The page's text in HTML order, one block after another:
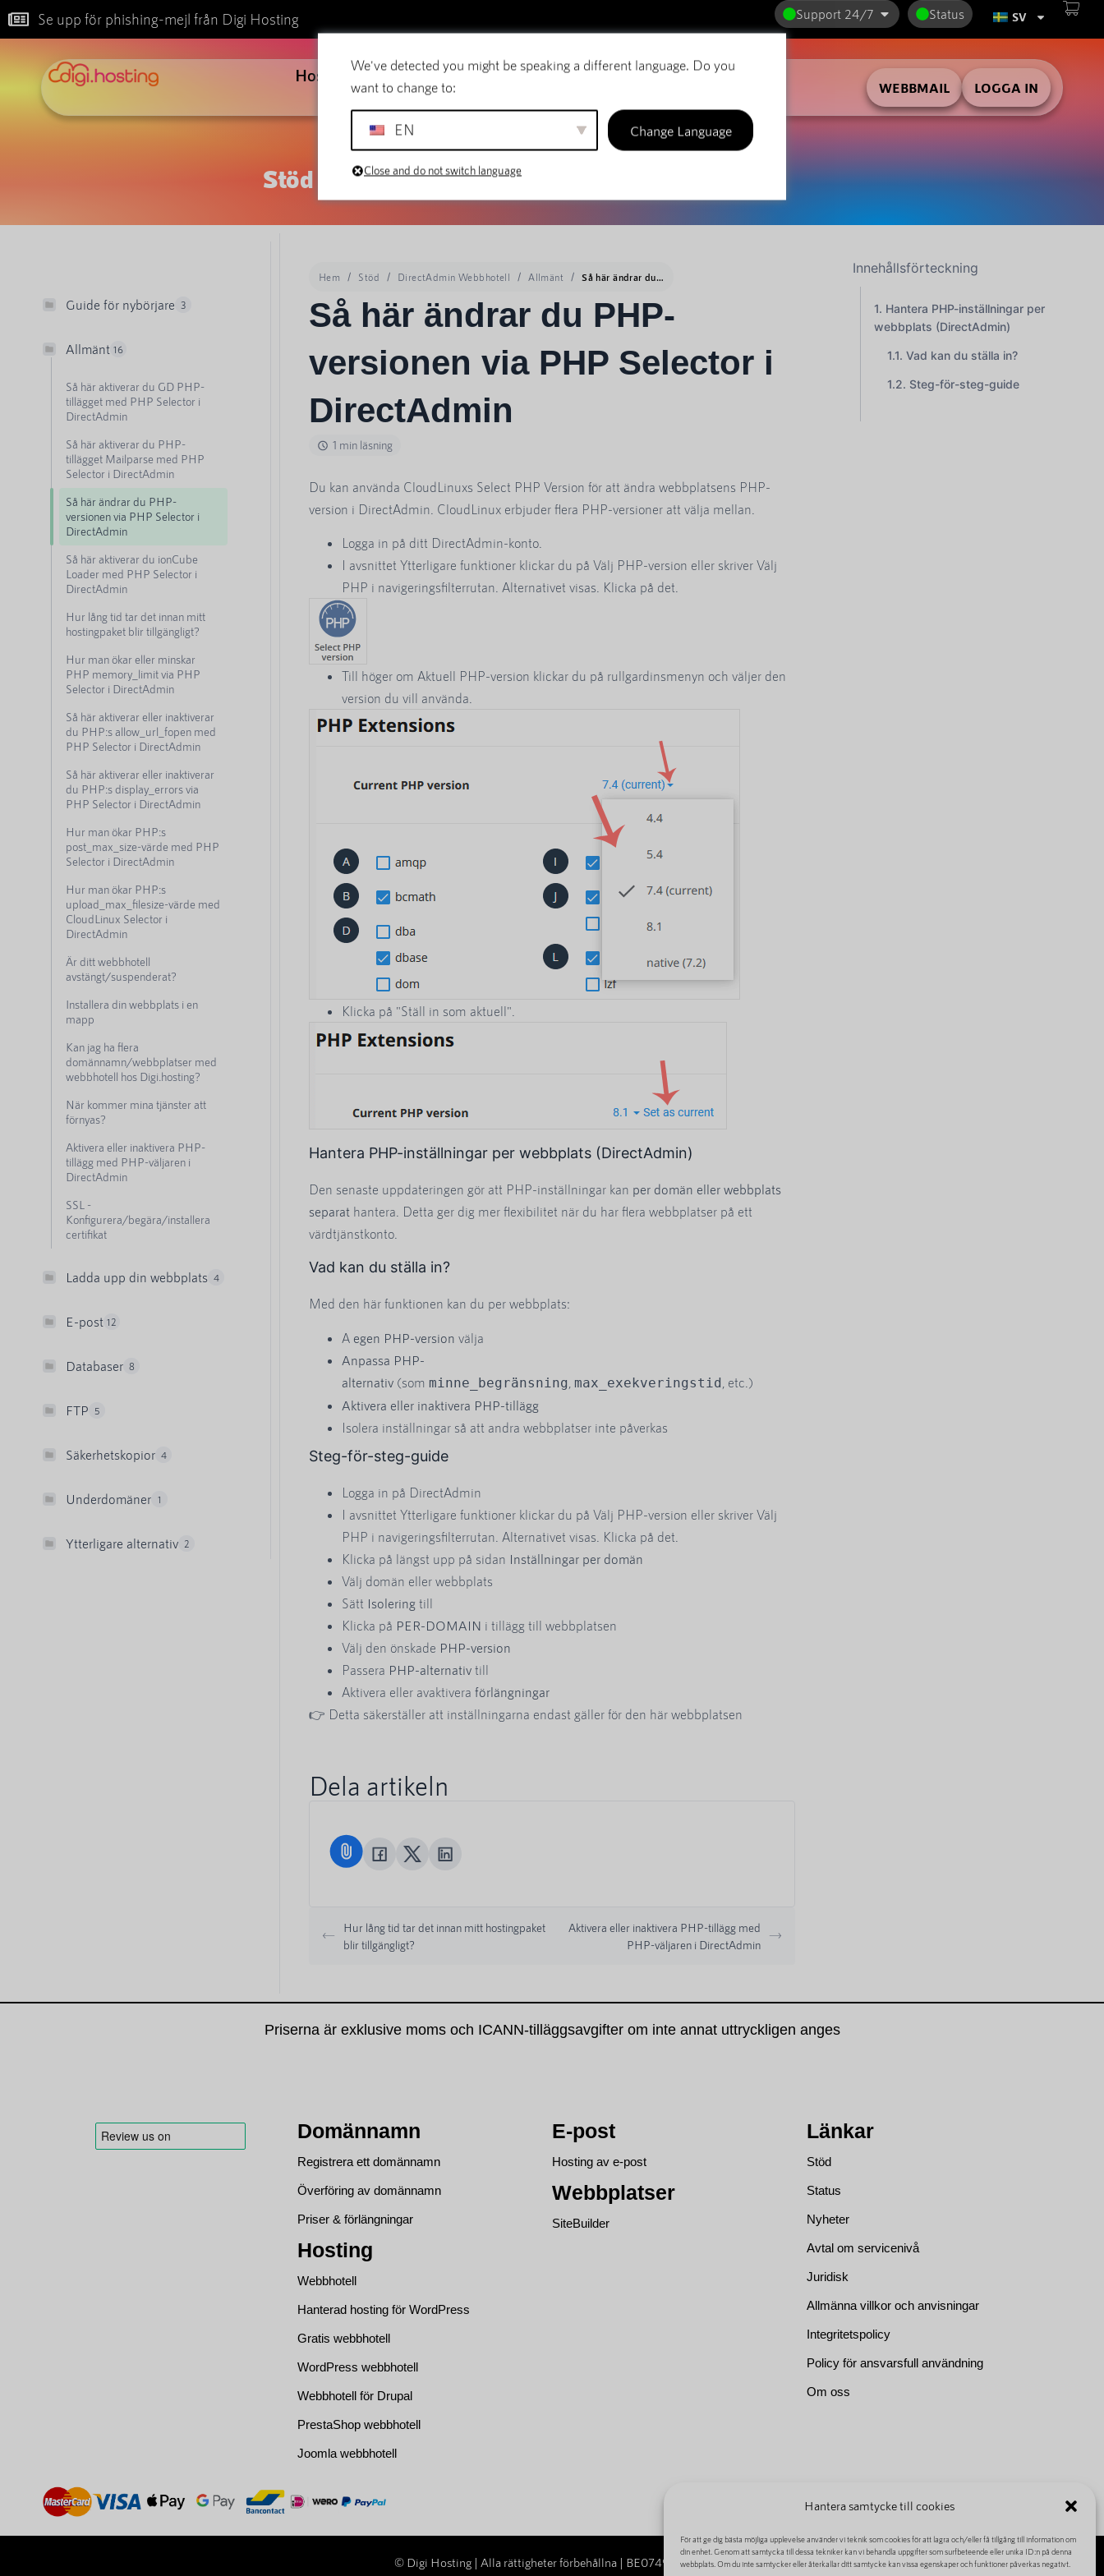
Hantera samtycke till cookies
För att ge dig bästa möjliga upplevelse använder vi teknik som cookies för att lagra och/eller få tillgång till information om
din enhet. Genom att samtycka till dessa tekniker kan vi behandla uppgifter som surfbeteende eller unika ID:n på denna
webbplats. Om du inte samtycker eller återkallar ditt samtycke kan vissa egenskaper och funktioner påverkas negativt.
Se upp för phishing-mejl från Digi Hosting Support 24/7 Status SV
Hosting E-post Domännamn SiteBuilder
WEBBMAIL LOGGA IN
Stöd
Guide för nybörjare 3
Allmänt 16
Så här aktiverar du GD PHP-
tillägget med PHP Selector i
DirectAdmin
Så här aktiverar du PHP-
tillägget Mailparse med PHP
Selector i DirectAdmin
Så här ändrar du PHP-
versionen via PHP Selector i
DirectAdmin
Så här aktiverar du ionCube
Loader med PHP Selector i
DirectAdmin
Hur lång tid tar det innan mitt
hostingpaket blir tillgängligt?
Hur man ökar eller minskar
PHP memory_limit via PHP
Selector i DirectAdmin
Så här aktiverar eller inaktiverar
du PHP:s allow_url_fopen med
PHP Selector i DirectAdmin
Så här aktiverar eller inaktiverar
du PHP:s display_errors via
PHP Selector i DirectAdmin
Hur man ökar PHP:s
post_max_size-värde med PHP
Selector i DirectAdmin
Hur man ökar PHP:s
upload_max_filesize-värde med
CloudLinux Selector i
DirectAdmin
Är ditt webbhotell
avstängt/suspenderat?
Installera din webbplats i en
mapp
Kan jag ha flera
domännamn/webbplatser med
webbhotell hos Digi.hosting?
När kommer mina tjänster att
förnyas?
Aktivera eller inaktivera PHP-
tillägg med PHP-väljaren i
DirectAdmin
SSL -
Konfigurera/begära/installera
certifikat
Ladda upp din webbplats 4
E-post 12
Databaser 8
FTP 5
Säkerhetskopior 4
Underdomäner 1
Ytterligare alternativ 2
Hem Stöd DirectAdmin Webbhotell Allmänt Så här ändrar du PHP-versionen via PHP Selector i DirectAdmin
Så här ändrar du PHP-
versionen via PHP Selector i
DirectAdmin
1 min läsning
Du kan använda CloudLinuxs Select PHP Version för att ändra webbplatsens PHP-
version i DirectAdmin. CloudLinux erbjuder flera PHP-versioner att välja mellan.
Logga in på ditt DirectAdmin-konto.
I avsnittet Ytterligare funktioner klickar du på Välj PHP-version eller skriver Välj
PHP i navigeringsfilterrutan. Alternativet visas. Klicka på det.
Till höger om Aktuell PHP-version klickar du på rullgardinsmenyn och väljer den
version du vill använda.
Klicka på "Ställ in som aktuell".
Hantera PHP-inställningar per webbplats (DirectAdmin)
Den senaste uppdateringen gör att PHP-inställningar kan per domän eller webbplats
separat hantera. Detta ger dig mer flexibilitet när du har flera webbplatser på ett
värdtjänstkonto.
Vad kan du ställa in?
Med den här funktionen kan du per webbplats:
A egen PHP-version välja
Anpassa PHP-
alternativ (som minne_begränsning max_exekveringstid , etc.)
Aktivera eller inaktivera PHP-tillägg
Isolera inställningar så att andra webbplatser inte påverkas
Steg-för-steg-guide
Logga in på DirectAdmin
I avsnittet Ytterligare funktioner klickar du på Välj PHP-version eller skriver Välj
PHP i navigeringsfilterrutan. Alternativet visas. Klicka på det.
Klicka på längst upp på sidan Inställningar per domän
Välj domän eller webbplats
Sätt Isolering till
Klicka på PER-DOMAIN i tillägg till webbplatsen
Välj den önskade PHP-version
Passera PHP-alternativ till
Aktivera eller avaktivera förlängningar
👉 Detta säkerställer att inställningarna endast gäller för den här webbplatsen
Dela artikeln
Hur lång tid tar det innan mitt hostingpaket
blir tillgängligt?
Aktivera eller inaktivera PHP-tillägg med
PHP-väljaren i DirectAdmin
Innehållsförteckning
Hantera PHP-inställningar per
webbplats (DirectAdmin)
Vad kan du ställa in?
Steg-för-steg-guide
Priserna är exklusive moms och ICANN-tilläggsavgifter om inte annat uttryckligen anges
Domännamn
Registrera ett domännamn
Överföring av domännamn
Priser & förlängningar
Hosting
Webbhotell
Hanterad hosting för WordPress
Gratis webbhotell
WordPress webbhotell
Webbhotell för Drupal
PrestaShop webbhotell
Joomla webbhotell
E-post
Hosting av e-post
Webbplatser
SiteBuilder
Länkar
Stöd
Status
Nyheter
Avtal om servicenivå
Juridisk
Allmänna villkor och anvisningar
Integritetspolicy
Policy för ansvarsfull användning
Om oss
© Digi Hosting | Alla rättigheter förbehållna | BE0749684888
We've detected you might be speaking a different language. Do you
want to change to:
EN Change Language
Close and do not switch language